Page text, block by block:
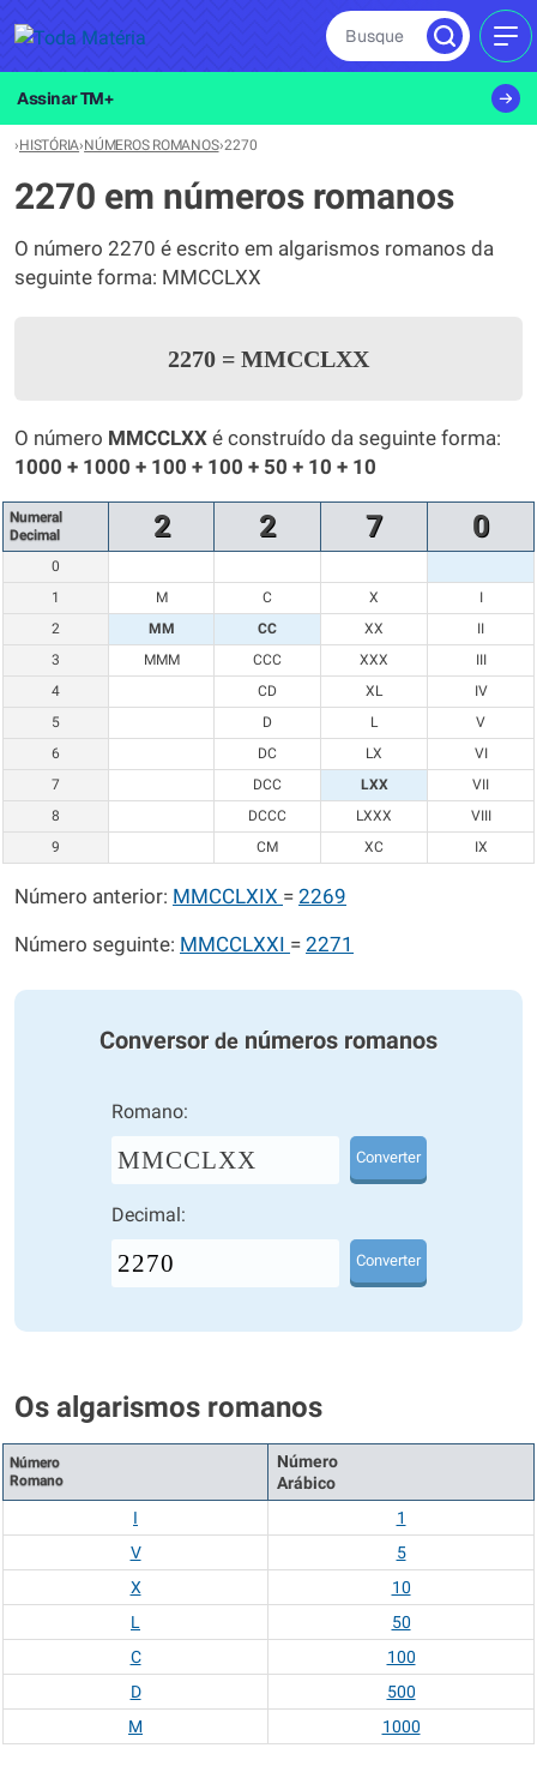
Busque
Assinar TM+
›HISTÓRIA›NÚMEROS ROMANOS›2270
2270 em números romanos
O número 2270 é escrito em algarismos romanos da
seguinte forma: MMCCLXX
2270 = MMCCLXX
O número MMCCLXX é construído da seguinte forma:
1000 + 1000 + 100 + 100 + 50 + 10 + 10
Numeral
Decimal
2 2 7 0
0
1
M C X
I
2
MM CC XX
II
3
MMM CCC XXX
III
4
CD XL
IV
5
D L
V
6
DC LX
VI
7
DCC LXX
VII
8
DCCC LXXX
VIII
9
CM XC IX
Número anterior: MMCCLXIX = 2269
Número seguinte: MMCCLXXI = 2271
Conversor de números romanos
Romano:
MMCCLXX Converter
Decimal:
Converter
Os algarismos romanos
Número
Romano
Número
Arábico
I
1
V
5
X
10
L
50
C
100
D
500
M
1000